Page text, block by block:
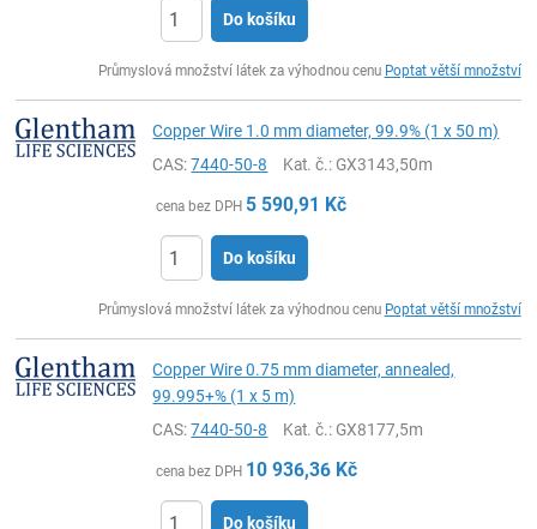
Do košíku
Průmyslová množství látek za výhodnou cenu Poptat větší množství
Copper Wire 1.0 mm diameter, 99.9% (1 x 50 m)
CAS:7440-50-8 Kat. č.: GX3143,50m
cena bez DPH 5 590,91 Kč
Do košíku
Průmyslová množství látek za výhodnou cenu Poptat větší množství
Copper Wire 0.75 mm diameter, annealed,
99.995+% (1 x 5 m)
CAS:7440-50-8 Kat. č.: GX8177,5m
cena bez DPH 10 936,36 Kč
Do košíku